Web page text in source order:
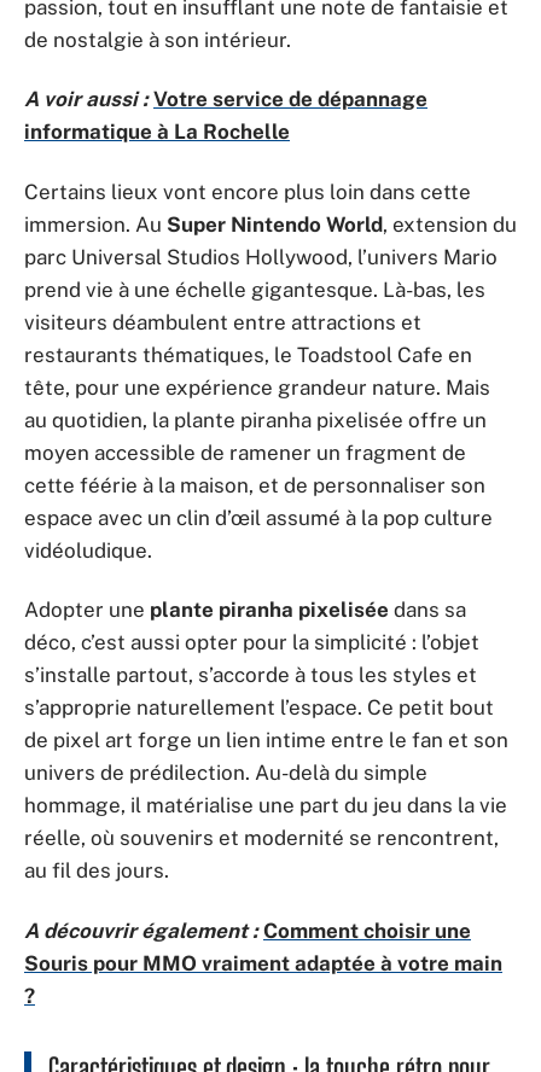
passion, tout en insufflant une note de fantaisie et
de nostalgie à son intérieur.
A voir aussi : Votre service de dépannage
informatique à La Rochelle
Certains lieux vont encore plus loin dans cette
immersion. Au Super Nintendo World, extension du
parc Universal Studios Hollywood, l’univers Mario
prend vie à une échelle gigantesque. Là-bas, les
visiteurs déambulent entre attractions et
restaurants thématiques, le Toadstool Cafe en
tête, pour une expérience grandeur nature. Mais
au quotidien, la plante piranha pixelisée offre un
moyen accessible de ramener un fragment de
cette féérie à la maison, et de personnaliser son
espace avec un clin d’œil assumé à la pop culture
vidéoludique.
Adopter une plante piranha pixelisée dans sa
déco, c’est aussi opter pour la simplicité : l’objet
s’installe partout, s’accorde à tous les styles et
s’approprie naturellement l’espace. Ce petit bout
de pixel art forge un lien intime entre le fan et son
univers de prédilection. Au-delà du simple
hommage, il matérialise une part du jeu dans la vie
réelle, où souvenirs et modernité se rencontrent,
au fil des jours.
A découvrir également : Comment choisir une
Souris pour MMO vraiment adaptée à votre main
?